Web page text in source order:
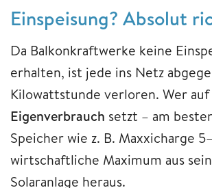
Einspeisung? Absolut
Da Balkonkraftwerke keine
erhalten, ist jede ins Netz
Kilowattstunde verloren. Wer auf
Eigenverbrauch setzt – am
Speicher wie z. B. Maxxicharge
wirtschaftliche Maximum aus
Solaranlage heraus.